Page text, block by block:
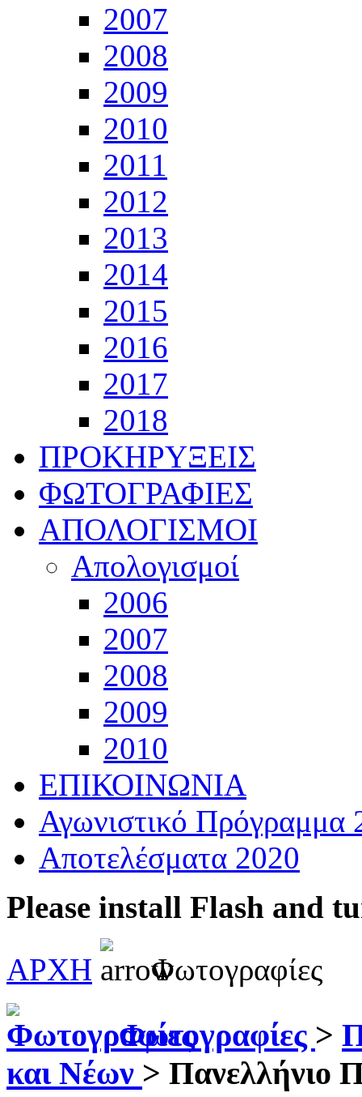
2007
2008
2009
2010
2011
2012
2013
2014
2015
2016
2017
2018
ΠΡΟΚΗΡΥΞΕΙΣ
ΦΩΤΟΓΡΑΦΙΕΣ
ΑΠΟΛΟΓΙΣΜΟΙ
Απολογισμοί
2006
2007
2008
2009
2010
ΕΠΙΚΟΙΝΩΝΙΑ
Αγωνιστικό Πρόγραμμα
Αποτελέσματα 2020
Please install Flash and
ΑΡΧΗ
Φωτογραφίες
Φωτογραφίες >
και Νέων > Πανελλήνιο